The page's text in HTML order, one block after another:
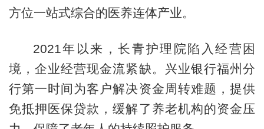
方位一站式综合的医养连体产业。
2021年以来，长青护理院陷入经营困
境，企业经营现金流紧缺。兴业银行福州分
行第一时间为客户解决资金周转难题，提供
免抵押医保贷款，缓解了养老机构的资金压